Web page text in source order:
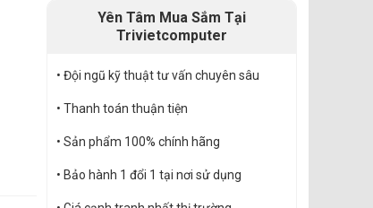
Yên Tâm Mua Sắm Tại
Trivietcomputer
• Đội ngũ kỹ thuật tư vấn chuyên sâu
• Thanh toán thuận tiện
• Sản phẩm 100% chính hãng
• Bảo hành 1 đổi 1 tại nơi sử dụng